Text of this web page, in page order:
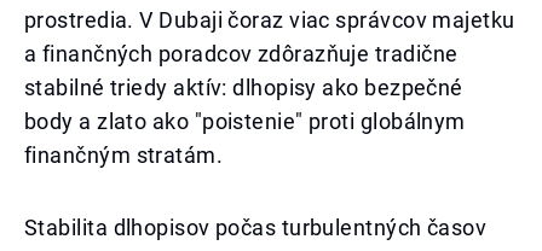
prostredia. V Dubaji čoraz viac správcov majetku
a finančných poradcov zdôrazňuje tradične
stabilné triedy aktív: dlhopisy ako bezpečné
body a zlato ako "poistenie" proti globálnym
finančným stratám.
Stabilita dlhopisov počas turbulentných časov